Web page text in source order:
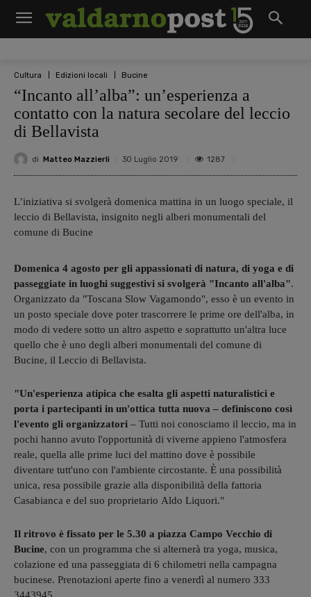
Cultura Edizioni locali Bucine
“Incanto all’alba”: un’esperienza a
contatto con la natura secolare del leccio
di Bellavista
di Matteo Mazzierli 30 Luglio 2019 1287
L’iniziativa si svolgerà domenica mattina in un luogo speciale, il
leccio di Bellavista, insignito negli alberi monumentali del
comune di Bucine
Domenica 4 agosto per gli appassionati di natura, di yoga e di
passeggiate in luoghi suggestivi si svolgerà "Incanto all'alba".
Organizzato da "Toscana Slow Vagamondo", esso è un evento in
un posto speciale dove poter trascorrere le prime ore dell'alba, in
modo di vedere sotto un altro aspetto e soprattutto un'altra luce
quello che è uno degli alberi monumentali del comune di
Bucine, il Leccio di Bellavista.
"Un'esperienza atipica che esalta gli aspetti naturalistici e
porta i partecipanti in un'ottica tutta nuova – definiscono così
l'evento gli organizzatori – Tutti noi conosciamo il leccio, ma in
pochi hanno avuto l'opportunità di viverne appieno l'atmosfera
reale, quella alle prime luci del mattino dove è possibile
diventare tutt'uno con l'ambiente circostante. È una possibilità
unica, resa possibile grazie alla disponibilità della fattoria
Casabianca e del suo proprietario Aldo Liquori."
Il ritrovo è fissato per le 5.30 a piazza Campo Vecchio di
Bucine, con un programma che si alternerà tra yoga, musica,
colazione ed una passeggiata di 6 chilometri nella campagna
bucinese. Prenotazioni aperte fino a venerdì al numero 333